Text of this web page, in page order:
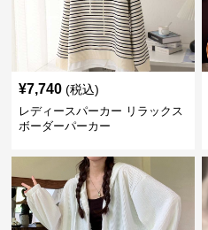
¥7,740 (税込)
レディースパーカー リラックス
ボーダーパーカー